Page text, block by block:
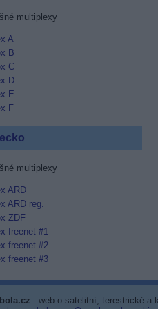
multiplexy
A
B
C
D
E
F
multiplexy
ARD
ARD reg.
ZDF
freenet #1
freenet #2
freenet #3
- web o satelitní, terestrické a